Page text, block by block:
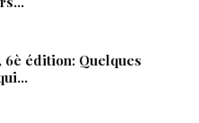
édition: Quelques